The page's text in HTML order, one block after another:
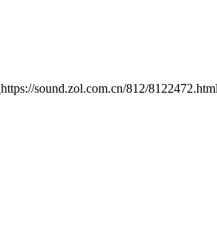
https://sound.zol.com.cn/812/8122472.html